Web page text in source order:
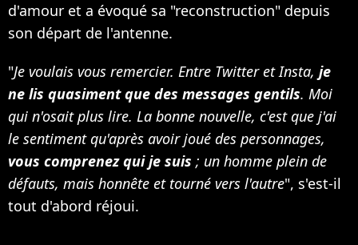
d'amour et a évoqué sa "reconstruction" depuis
son départ de l'antenne.
"Je voulais vous remercier. Entre Twitter et Insta, je
ne lis quasiment que des messages gentils. Moi
qui n'osait plus lire. La bonne nouvelle, c'est que j'ai
le sentiment qu'après avoir joué des personnages,
vous comprenez qui je suis ; un homme plein de
défauts, mais honnête et tourné vers l'autre", s'est-il
tout d'abord réjoui.